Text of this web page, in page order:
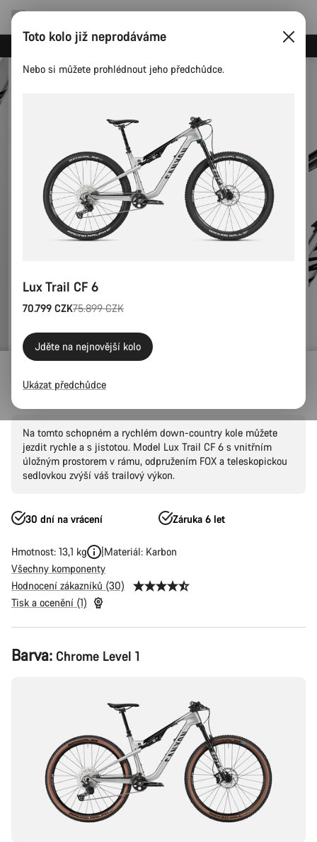
Ušetřete s newsletterem Canyon
Lux Trail CF 6
Na tomto schopném a rychlém down-country kole můžete
jezdit rychle a s jistotou. Model Lux Trail CF 6 s vnitřním
úložným prostorem v rámu, odpružením FOX a teleskopickou
sedlovkou zvýší váš trailový výkon.
30 dní na vrácení Záruka 6 let
Hmotnost: 13,1 kg
Materiál: Karbon
Všechny komponenty
Hodnocení zákazníků (30)
Tisk a ocenění (1)
Konfigurace
produktu
Barva: Chrome Level 1
Toto kolo již neprodáváme
Nebo si můžete prohlédnout jeho předchůdce.
Lux Trail CF 6
70.799 CZK
Původní
75.899 CZK
Jděte na nejnovější kolo
Ukázat předchůdce